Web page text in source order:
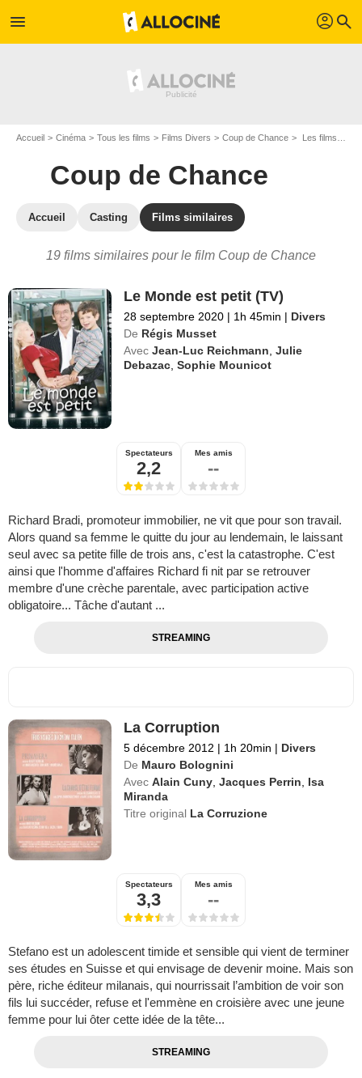
menu profil search
Accueil Cinéma Tous les films Films Divers Coup de Chance Les films similaires à "Coup de Chance"
Coup de Chance
Accueil Casting Films similaires
19 films similaires pour le film Coup de Chance
Le Monde est petit (TV)
28 septembre 2020 | 1h 45min | Divers
De Régis Musset
Avec Jean-Luc Reichmann ,Julie
Debazac ,Sophie Mounicot
Spectateurs
2,2
Mes amis
--
Richard Bradi, promoteur immobilier, ne vit que pour son travail.
Alors quand sa femme le quitte du jour au lendemain, le laissant
seul avec sa petite fille de trois ans, c'est la catastrophe. C'est
ainsi que l'homme d'affaires Richard fi nit par se retrouver
membre d'une crèche parentale, avec participation active
obligatoire... Tâche d'autant ...
STREAMING
La Corruption
5 décembre 2012 | 1h 20min | Divers
De Mauro Bolognini
Avec Alain Cuny ,Jacques Perrin
Isa
Miranda
Titre original La Corruzione
Spectateurs
3,3
Mes amis
--
Stefano est un adolescent timide et sensible qui vient de terminer
ses études en Suisse et qui envisage de devenir moine. Mais son
père, riche éditeur milanais, qui nourrissait l’ambition de voir son
fils lui succéder, refuse et l'emmène en croisière avec une jeune
femme pour lui ôter cette idée de la tête...
STREAMING